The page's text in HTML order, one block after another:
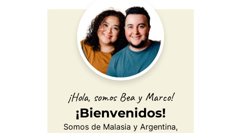
¡Hola, somos Bea y Marco!
¡Bienvenidos!
Somos de Malasia y Argentina,